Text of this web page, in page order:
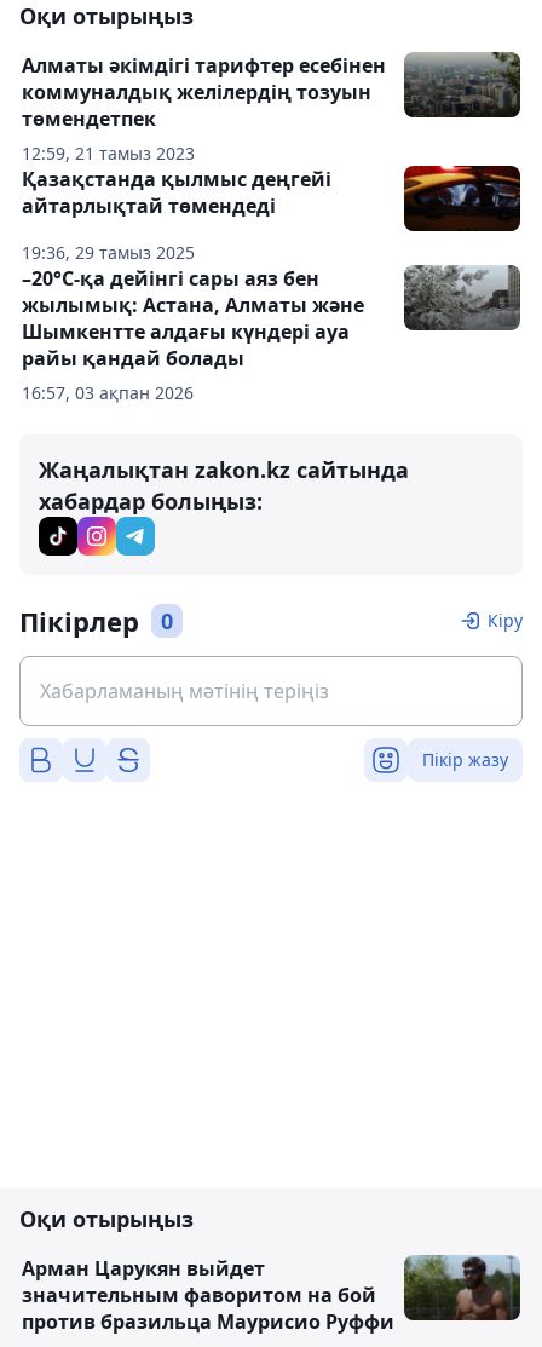
Оқи отырыңыз
12:59, 21 тамыз 2023
Алматы әкімдігі тарифтер есебінен
коммуналдық желілердің тозуын
төмендетпек
19:36, 29 тамыз 2025
Қазақстанда қылмыс деңгейі
айтарлықтай төмендеді
16:57, 03 ақпан 2026
–20°С-қа дейінгі сары аяз бен
жылымық: Астана, Алматы және
Шымкентте алдағы күндері ауа
райы қандай болады
Жаңалықтан zakon.kz сайтында
хабардар болыңыз:
Пікірлер 0 Кіру
Пікір жазу
Оқи отырыңыз
Арман Царукян выйдет
значительным фаворитом на бой
против бразильца Маурисио Руффи